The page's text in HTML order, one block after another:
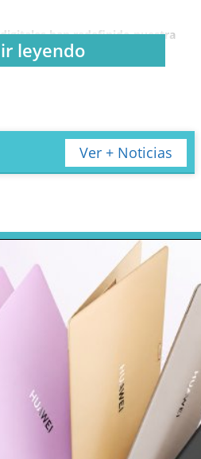
han redefinido nuestra
nivel global
Telegram o plataformas
equipos distribuidos en
misma fluidez que si
cien por ciento.
su papel en la colaboración
no se limita al intercambio de
profesional de 2026, los
bots de automatización, flujos
documental.
también están reforzando la
un ejemplo reciente es la
de los usuarios mediante
oficiales
, lo que demuestra
evoluciona junto con la
leyendo
Ver + Noticias